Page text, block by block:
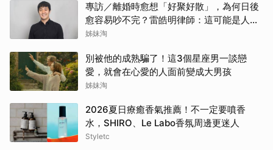
專訪／離婚時愈想「好聚好散」，為何日後
愈容易吵不完？雷皓明律師：這可能是人生
最貴的一份協議書
姊妹淘
別被他的成熟騙了！這3個星座男一談戀
愛，就會在心愛的人面前變成大男孩
姊妹淘
2026夏日療癒香氣推薦！不一定要噴香
水，SHIRO、Le Labo香氛周邊更迷人
Styletc